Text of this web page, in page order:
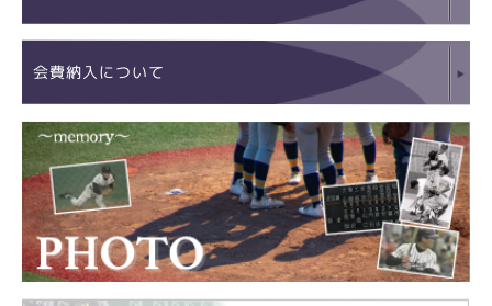
会費納入について